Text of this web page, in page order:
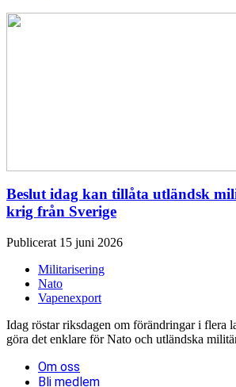
Beslut idag kan tillåta utländsk
krig från Sverige
Publicerat 15 juni 2026
Militarisering
Nato
Vapenexport
Idag röstar riksdagen om förändringar i flera
göra det enklare för Nato och utländska
Om oss
Bli medlem